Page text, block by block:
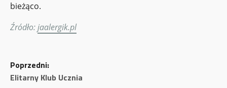
bieżąco.
Źródło:jaalergik.pl
Z
o
Poprzedni:
Elitarny Klub Ucznia